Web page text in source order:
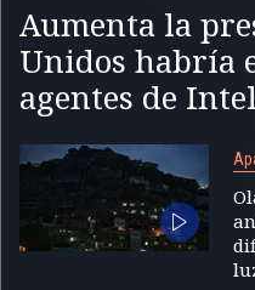
Aumenta la
Unidos habría
agentes de